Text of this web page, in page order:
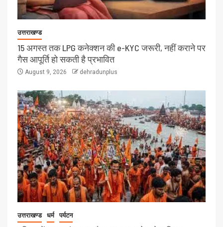
उत्तराखण्ड
15 अगस्त तक LPG कनेक्शन की e-KYC जरूरी, नहीं कराने पर
गैस आपूर्ति हो सकती है प्रभावित
August 9, 2026 dehradunplus
उत्तराखण्ड धर्म पर्यटन